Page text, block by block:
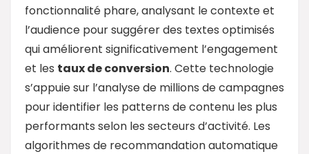
fonctionnalité phare, analysant le contexte et
l’audience pour suggérer des textes optimisés
qui améliorent significativement l’engagement
et les taux de conversion. Cette technologie
s’appuie sur l’analyse de millions de campagnes
pour identifier les patterns de contenu les plus
performants selon les secteurs d’activité. Les
algorithmes de recommandation automatique